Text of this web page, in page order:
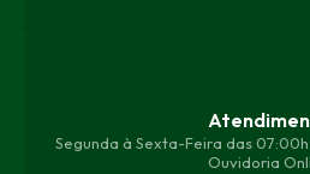
Segunda à Sexta-Feira das
Ouvidoria